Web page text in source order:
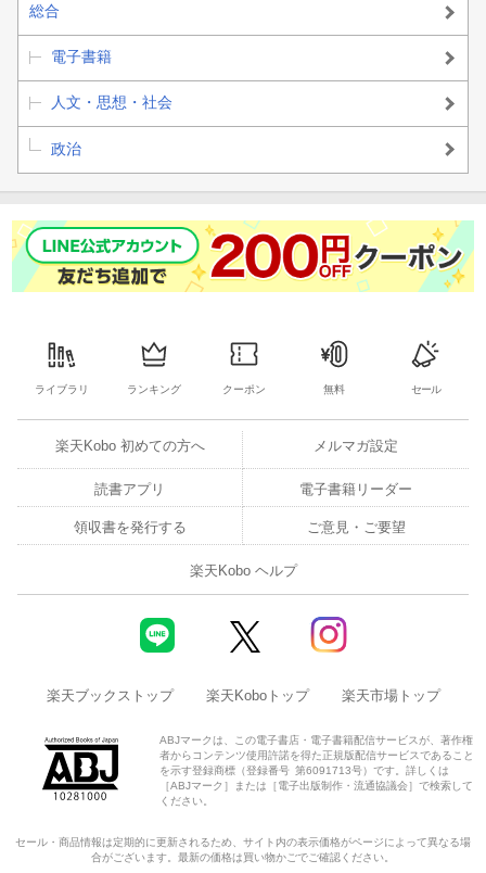
総合
電子書籍
人文・思想・社会
政治
ライブラリ ランキング クーポン 無料 セール
楽天Kobo 初めての方へ メルマガ設定
読書アプリ 電子書籍リーダー
領収書を発行する ご意見・ご要望
楽天Kobo ヘルプ
楽天ブックストップ 楽天Koboトップ 楽天市場トップ
ABJマークは、この電子書店・電子書籍配信サービスが、著作権
者からコンテンツ使用許諾を得た正規版配信サービスであること
を示す登録商標（登録番号 第6091713号）です。詳しくは
［ABJマーク］または［電子出版制作・流通協議会］で検索して
ください。
セール・商品情報は定期的に更新されるため、サイト内の表示価格がページによって異なる場
合がございます。最新の価格は買い物かごでご確認ください。